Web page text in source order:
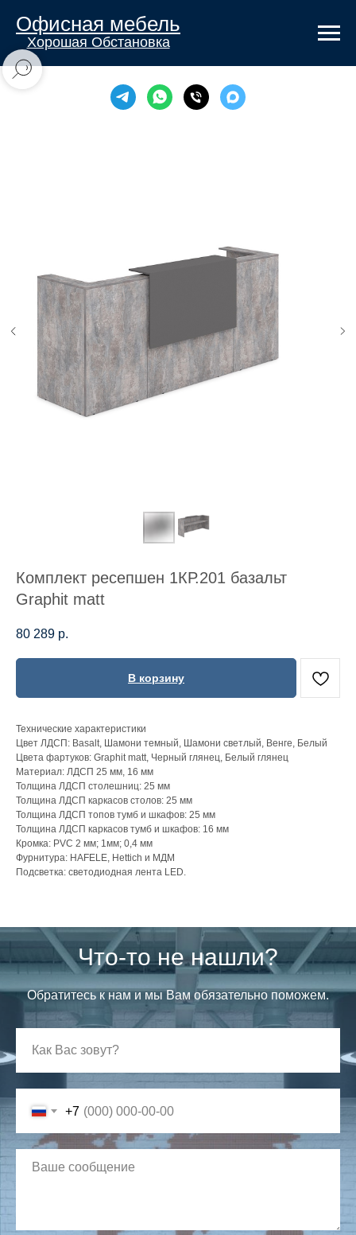
Офисная мебель
Хорошая Обстановка
Комплект ресепшен 1КР.201 базальт
Graphit matt
80 289 р.
В корзину
Технические характеристики
Цвет ЛДСП: Basalt, Шамони темный, Шамони светлый, Венге, Белый
Цвета фартуков: Graphit matt, Черный глянец, Белый глянец
Материал: ЛДСП 25 мм, 16 мм
Толщина ЛДСП столешниц: 25 мм
Толщина ЛДСП каркасов столов: 25 мм
Толщина ЛДСП топов тумб и шкафов: 25 мм
Толщина ЛДСП каркасов тумб и шкафов: 16 мм
Кромка: PVC 2 мм; 1мм; 0,4 мм
Фурнитура: HAFELE, Hettich и МДМ
Подсветка: светодиодная лента LED.
Что-то не нашли?
Обратитесь к нам и мы Вам обязательно поможем.
+7